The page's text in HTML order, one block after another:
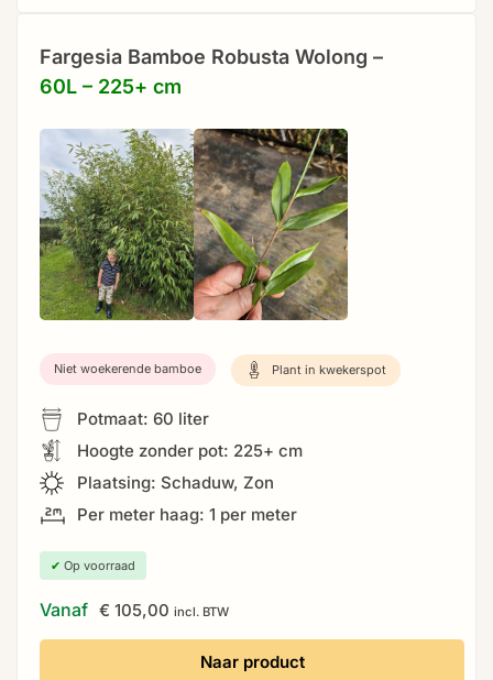
Fargesia Bamboe Robusta Wolong –
60L – 225+ cm
Niet woekerende bamboe Plant in kwekerspot
Potmaat: 60 liter
Hoogte zonder pot: 225+ cm
Plaatsing: Schaduw, Zon
Per meter haag: 1 per meter
✔ Op voorraad
Vanaf € 105,00 incl. BTW
Naar product